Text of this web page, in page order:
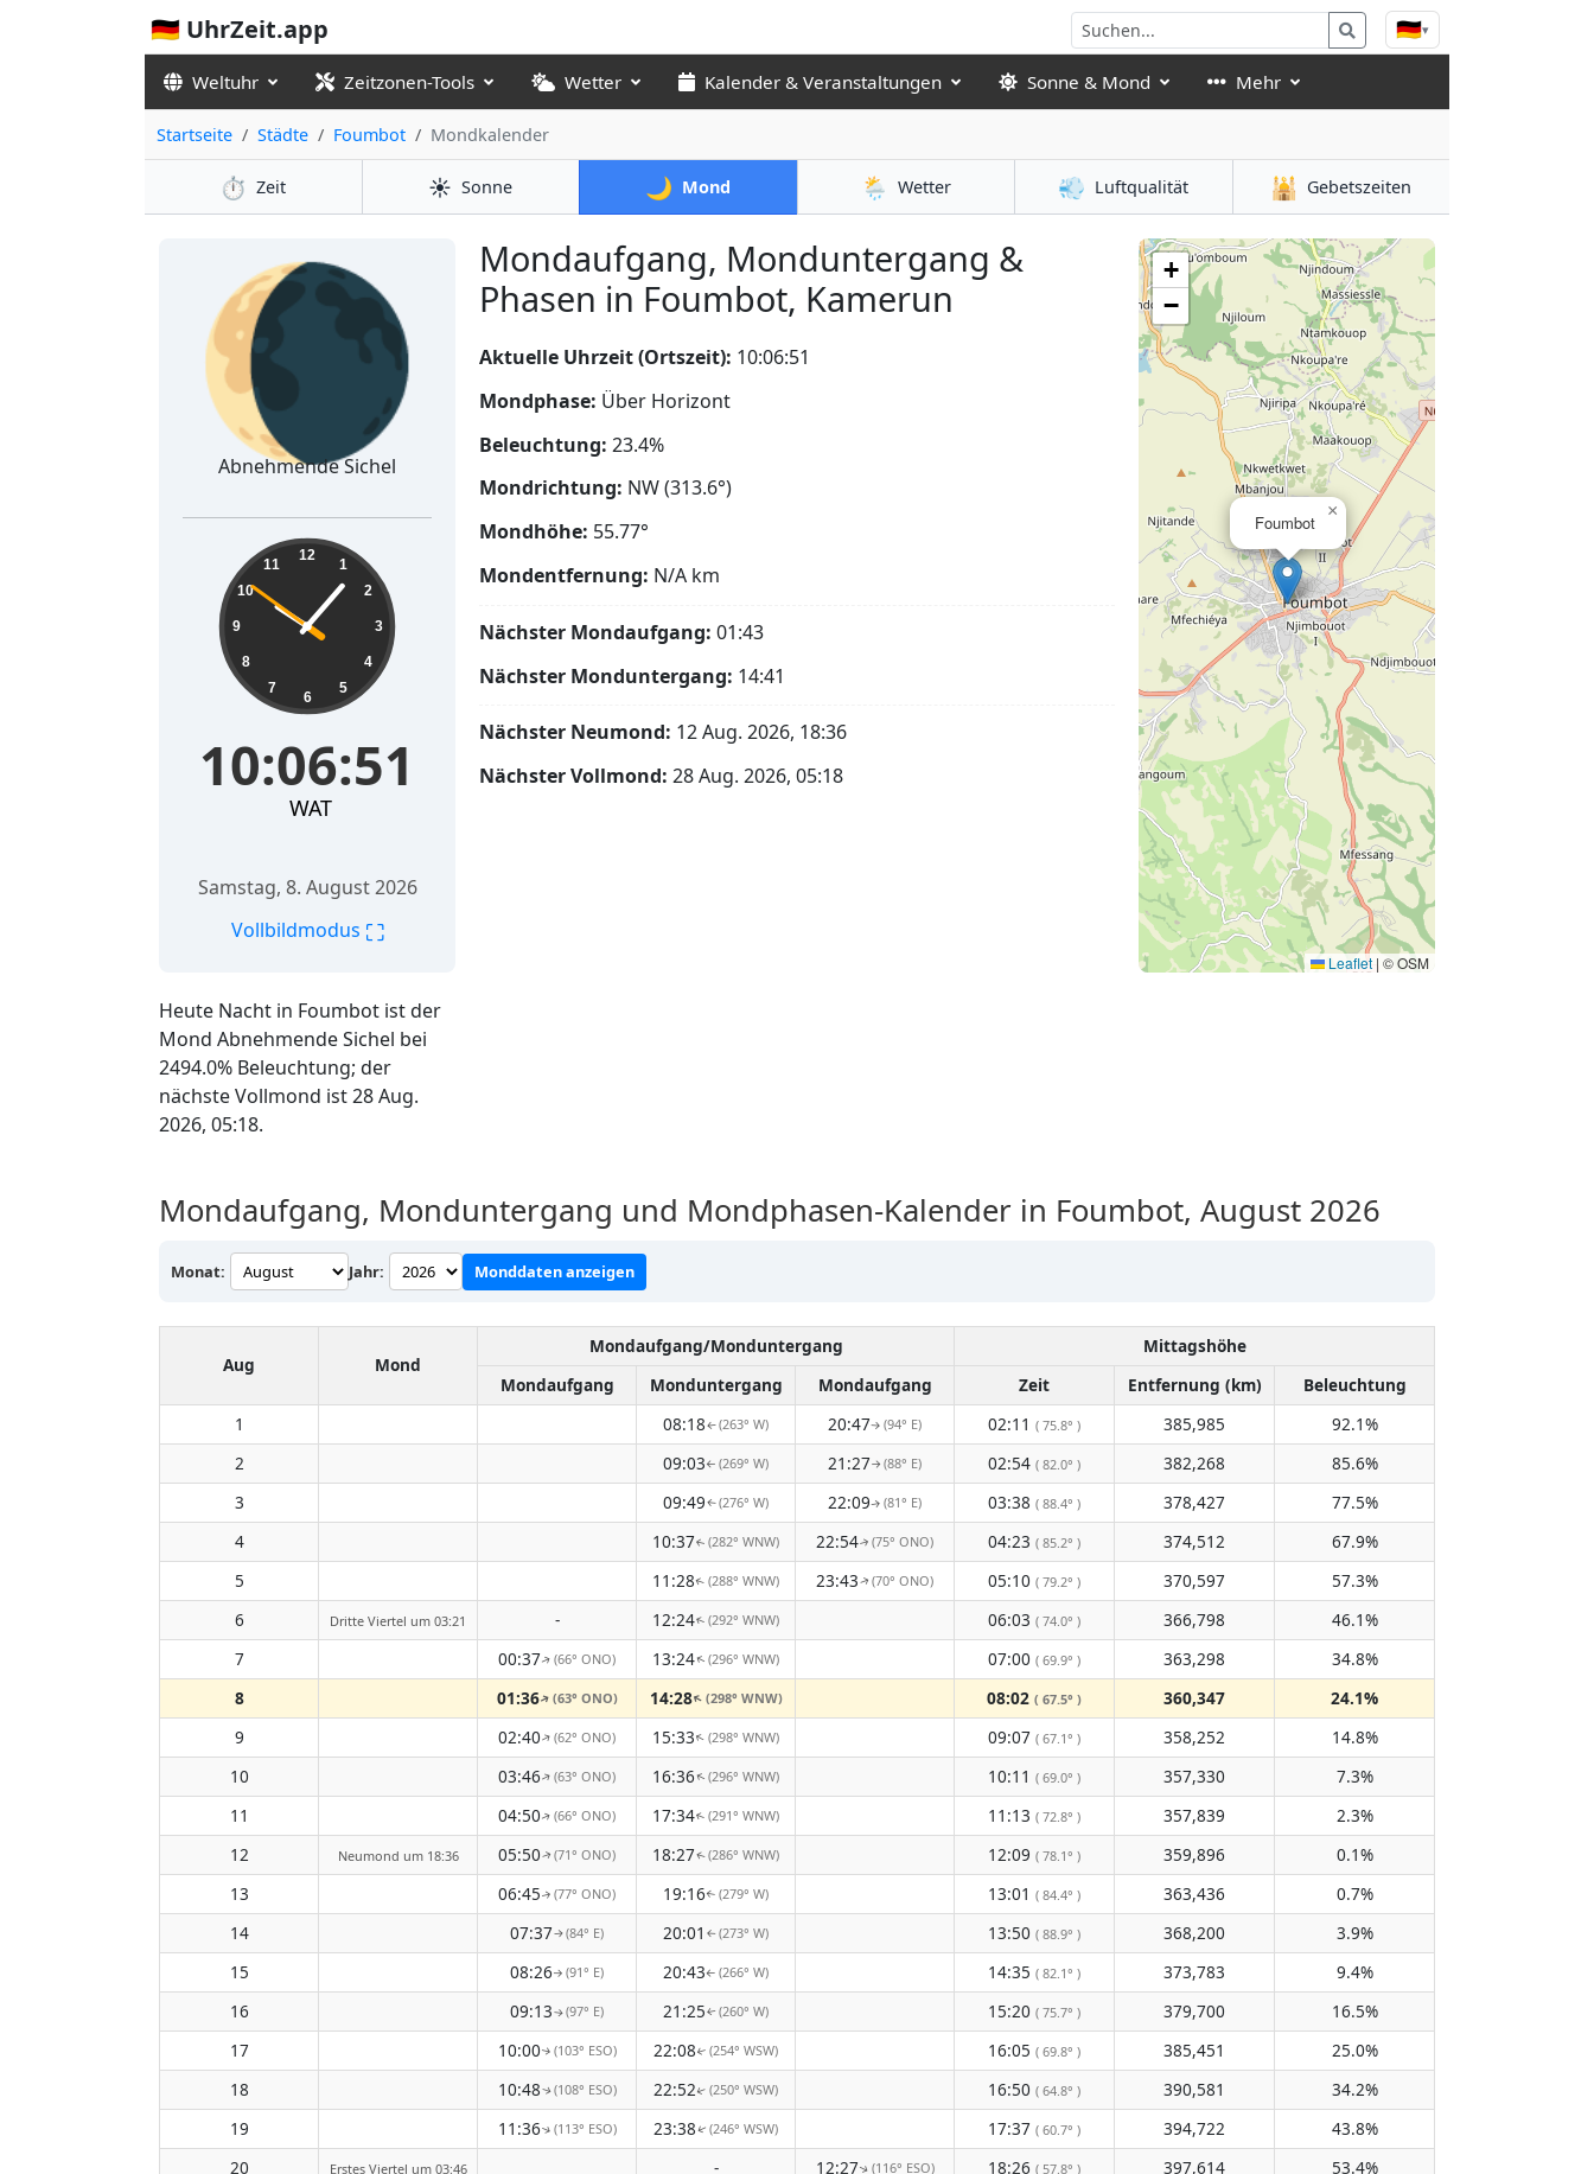
🇩🇪 UhrZeit.app 🇩🇪▾
Weltuhr Zeitzonen-Tools Wetter Kalender & Veranstaltungen Sonne & Mond Mehr
Startseite Städte Foumbot Mondkalender
⏱️ Zeit ☀️ Sonne 🌙 Mond 🌦️ Wetter 💨 Luftqualität 🕌 Gebetszeiten
Mondaufgang, Monduntergang &
Phasen in Foumbot, Kamerun
Heute Nacht in Foumbot ist der
Mond Abnehmende Sichel bei
2494.0% Beleuchtung; der
nächste Vollmond ist 28 Aug.
2026, 05:18.
🌘
Abnehmende Sichel
10:06:52 12
1
2
3
4
5
6
7
8
9
10
11
10:06:52
WAT
Samstag, 8. August 2026
Vollbildmodus ⛶
Aktuelle Uhrzeit (Ortszeit): 10:06:52
Mondphase: Über Horizont
Beleuchtung: 23.4%
Mondrichtung: NW (313.6°)
Mondhöhe: 55.77°
Mondentfernung: N/A km
Nächster Mondaufgang: 01:43
Nächster Monduntergang: 14:41
Nächster Neumond: 12 Aug. 2026, 18:36
Nächster Vollmond: 28 Aug. 2026, 05:18
Foumbot
×
+
−
Leaflet | © OSM
Mondaufgang, Monduntergang und Mondphasen-Kalender in Foumbot, August 2026
Monat: Jahr: Monddaten anzeigen
Aug Mond
Mondaufgang/Monduntergang
Mittagshöhe
Mondaufgang
Monduntergang Mondaufgang Zeit Entfernung (km)
Beleuchtung
1
08:18↑(263° W) 20:47↑(94° E) 02:11 ( 75.8° ) 385,985
92.1%
2
09:03↑(269° W) 21:27↑(88° E) 02:54 ( 82.0° ) 382,268
85.6%
3
09:49↑(276° W) 22:09↑(81° E) 03:38 ( 88.4° ) 378,427
77.5%
4
10:37↑(282° WNW) 22:54↑(75° ONO) 04:23 ( 85.2° ) 374,512
67.9%
5
11:28↑(288° WNW) 23:43↑(70° ONO) 05:10 ( 79.2° ) 370,597
57.3%
6
Dritte Viertel um 03:21 - 12:24↑(292° WNW) 06:03 ( 74.0° ) 366,798
46.1%
7
00:37↑(66° ONO) 13:24↑(296° WNW) 07:00 ( 69.9° ) 363,298
34.8%
8
01:36↑(63° ONO) 14:28↑(298° WNW) 08:02 ( 67.5° ) 360,347
24.1%
9
02:40↑(62° ONO) 15:33↑(298° WNW) 09:07 ( 67.1° ) 358,252
14.8%
10
03:46↑(63° ONO) 16:36↑(296° WNW) 10:11 ( 69.0° ) 357,330
7.3%
11
04:50↑(66° ONO) 17:34↑(291° WNW) 11:13 ( 72.8° ) 357,839
2.3%
12
Neumond um 18:36 05:50↑(71° ONO) 18:27↑(286° WNW) 12:09 ( 78.1° ) 359,896
0.1%
13
06:45↑(77° ONO) 19:16↑(279° W) 13:01 ( 84.4° ) 363,436
0.7%
14
07:37↑(84° E) 20:01 ↑(273° W) 13:50 ( 88.9° ) 368,200
3.9%
15
08:26↑(91° E) 20:43↑(266° W) 14:35 ( 82.1° ) 373,783
9.4%
16
09:13↑(97° E) 21:25↑(260° W) 15:20 ( 75.7° ) 379,700
16.5%
17
10:00↑(103° ESO) 22:08↑(254° WSW) 16:05 ( 69.8° ) 385,451
25.0%
18
10:48↑(108° ESO) 22:52↑(250° WSW) 16:50 ( 64.8° ) 390,581
34.2%
19
11:36↑(113° ESO) 23:38↑(246° WSW) 17:37 ( 60.7° ) 394,722
43.8%
20
Erstes Viertel um 03:46 - 12:27↑(116° ESO) 18:26 ( 57.8° ) 397,614
53.4%